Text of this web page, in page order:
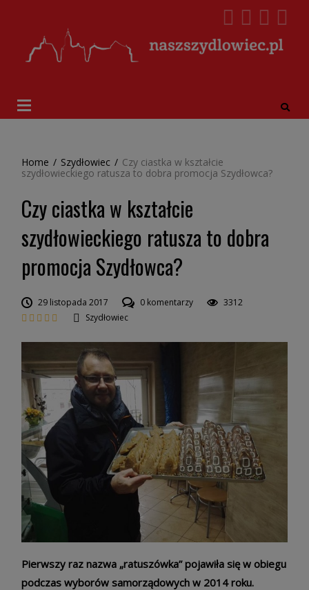
Home / Szydłowiec / Czy ciastka w kształcie
szydłowieckiego ratusza to dobra promocja Szydłowca?
Czy ciastka w kształcie
szydłowieckiego ratusza to dobra
promocja Szydłowca?
29 listopada 2017 0 komentarzy
3312
Szydłowiec
Pierwszy raz nazwa „ratuszówka” pojawiła się w obiegu
podczas wyborów samorządowych w 2014 roku.